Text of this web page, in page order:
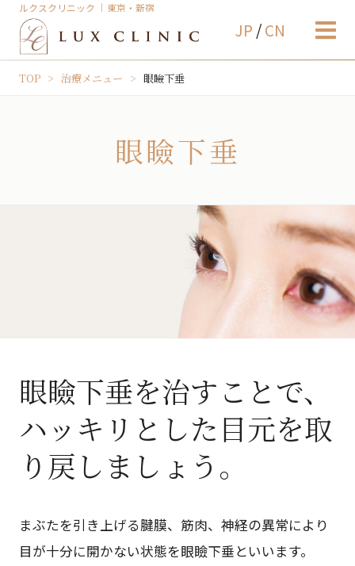
ルクスクリニック ｜東京・新宿
JP /CN
TOP 治療メニュー 眼瞼下垂
眼瞼下垂
眼瞼下垂を治すことで、
ハッキリとした目元を取
り戻しましょう。
まぶたを引き上げる腱膜、筋肉、神経の異常により
目が十分に開かない状態を眼瞼下垂といいます。